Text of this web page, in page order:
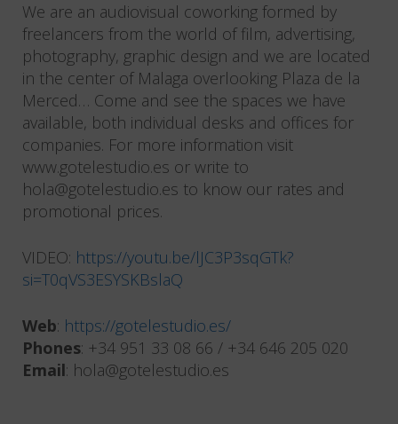
We are an audiovisual coworking formed by
freelancers from the world of film, advertising,
photography, graphic design and we are located
in the center of Malaga overlooking Plaza de la
Merced… Come and see the spaces we have
available, both individual desks and offices for
companies. For more information visit
www.gotelestudio.es or write to
hola@gotelestudio.es to know our rates and
promotional prices.
VIDEO: https://youtu.be/lJC3P3sqGTk?
si=T0qVS3ESYSKBslaQ
Web: https://gotelestudio.es/
Phones: +34 951 33 08 66 / +34 646 205 020
Email: hola@gotelestudio.es